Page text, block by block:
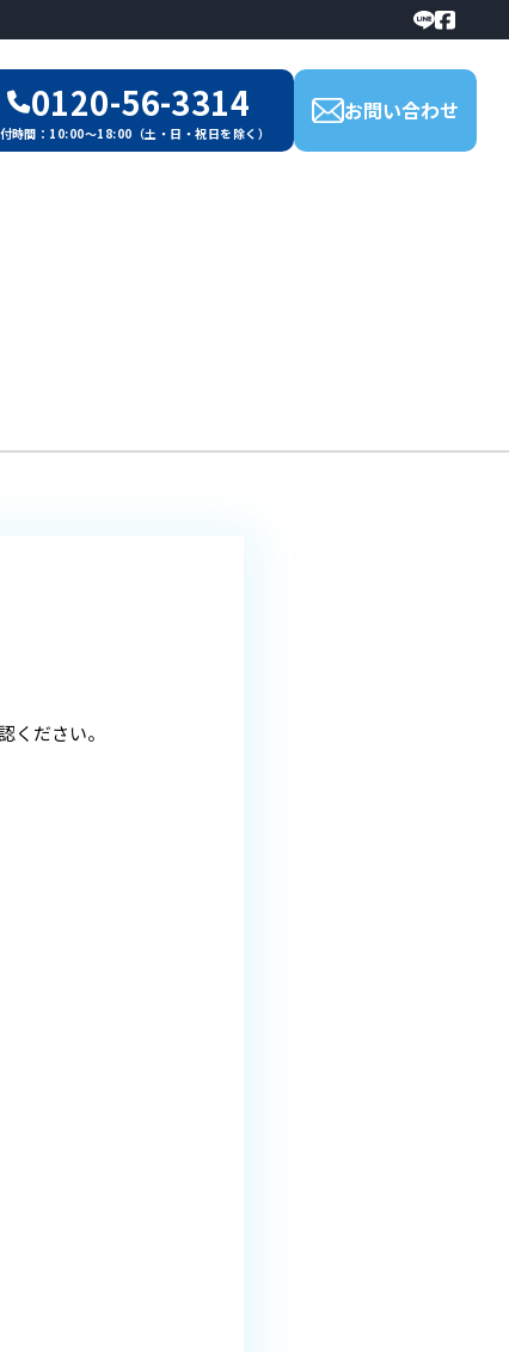
0120-56-3314
時間：10:00～18:00（土・日・祝日を除く）
お問い合わせ
ください。